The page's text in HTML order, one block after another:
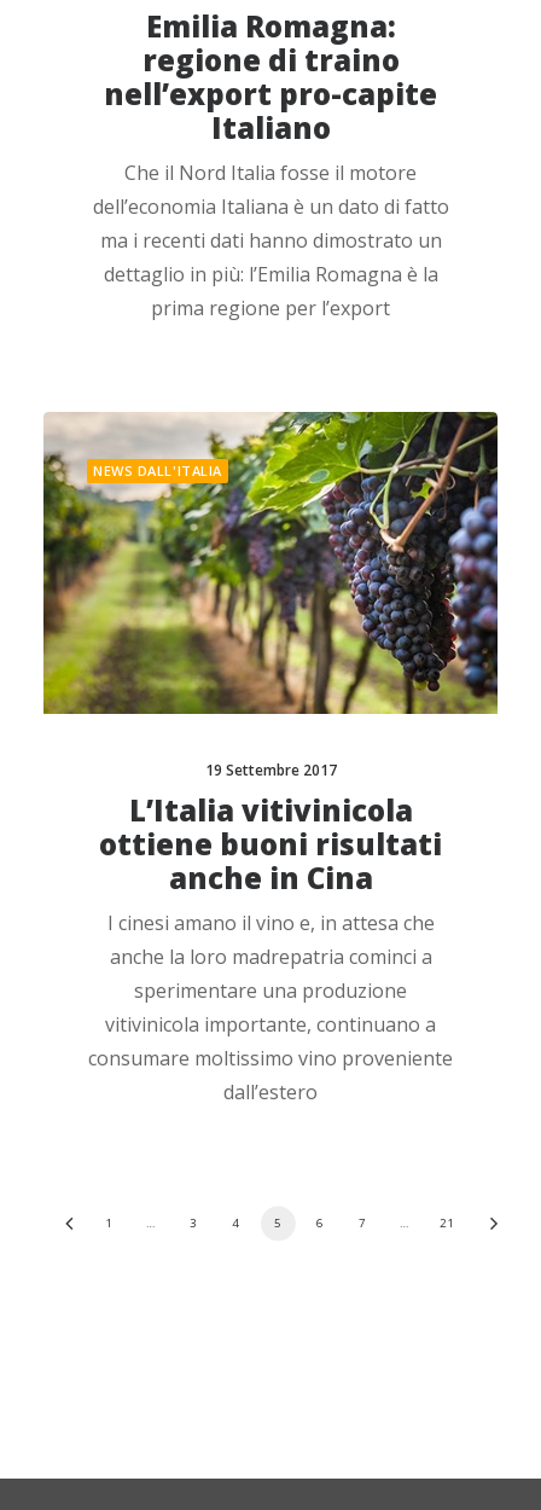
Emilia Romagna:
regione di traino
nell’export pro-capite
Italiano
Che il Nord Italia fosse il motore
dell’economia Italiana è un dato di fatto
ma i recenti dati hanno dimostrato un
dettaglio in più: l’Emilia Romagna è la
prima regione per l’export
NEWS DALL'ITALIA
19 Settembre 2017
L’Italia vitivinicola
ottiene buoni risultati
anche in Cina
I cinesi amano il vino e, in attesa che
anche la loro madrepatria cominci a
sperimentare una produzione
vitivinicola importante, continuano a
consumare moltissimo vino proveniente
dall’estero
1 … 3 4 5 6 7 … 21